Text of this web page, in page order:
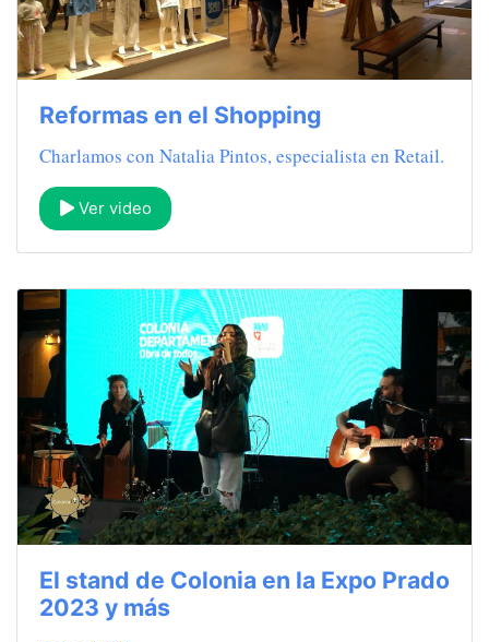
Reformas en el Shopping
Charlamos con Natalia Pintos, especialista en Retail.
Ver video
El stand de Colonia en la Expo Prado
2023 y más